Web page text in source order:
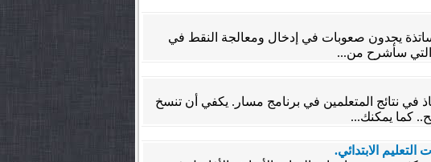
يجدون صعوبات في إدخال ومعالجة النقط في
التي سأشرح من...
نتائج المتعلمين في برنامج مسار. يكفي أن تنسخ
كما يمكنك...